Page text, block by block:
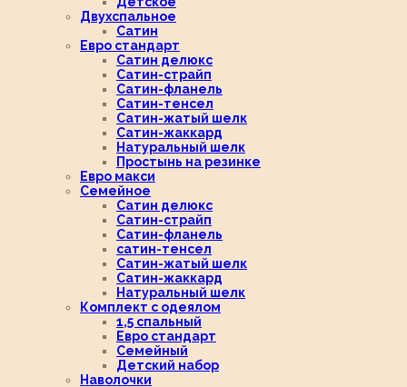
Двухспальное
Сатин
Евро стандарт
Сатин делюкс
Сатин-страйп
Сатин-фланель
Сатин-тенсел
Сатин-жатый шелк
Сатин-жаккард
Натуральный шелк
Простынь на резинке
Евро макси
Семейное
Сатин делюкс
Сатин-страйп
Сатин-фланель
сатин-тенсел
Сатин-жатый шелк
Сатин-жаккард
Натуральный шелк
Комплект с одеялом
1,5 спальный
Евро стандарт
Семейный
Детский набор
Наволочки